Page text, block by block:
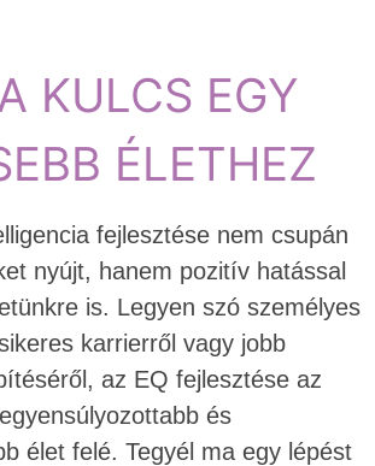
KULCS EGY
ÉLETHEZ
fejlesztése nem csupán
nyújt, hanem pozitív hatással
is. Legyen szó személyes
karrierről vagy jobb
az EQ fejlesztése az
és
élet felé. Tegyél ma egy lépést